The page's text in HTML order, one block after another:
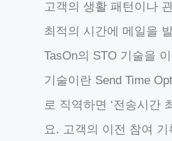
고객의 생활 패턴이나
최적의 시간에 메일을
TasOn의 STO 기술을
기술이란 Send Time
로 직역하면 ‘전송시간
요. 고객의 이전 참여 기